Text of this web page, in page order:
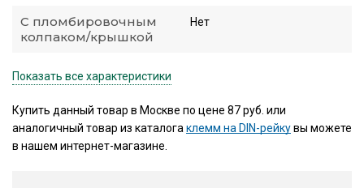
С пломбировочным
колпаком/крышкой
Нет
Показать все характеристики
Купить данный товар в Москве по цене 87 руб. или
аналогичный товар из каталогаклемм на DIN-рейкувы можете
в нашем интернет-магазине.